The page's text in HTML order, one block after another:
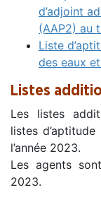
d’adjoint
(AAP2) au
Liste
des eaux
Listes
Les listes
listes
l’année 2023.
Les agents
2023.